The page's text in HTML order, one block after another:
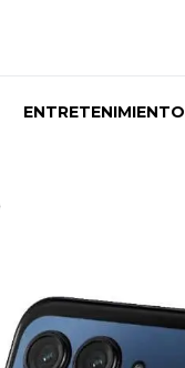
ENTRETENIMIENTO